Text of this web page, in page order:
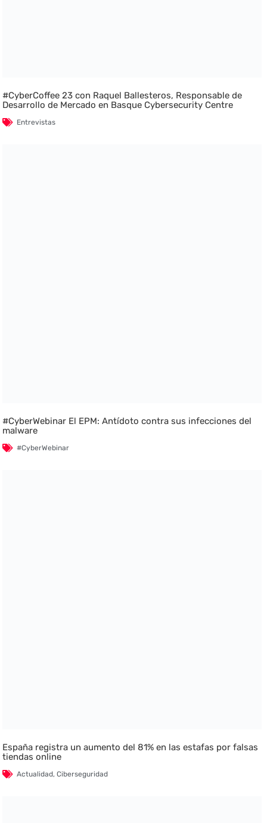
#CyberCoffee 23 con Raquel Ballesteros, Responsable de
Desarrollo de Mercado en Basque Cybersecurity Centre
Entrevistas
#CyberWebinar El EPM: Antídoto contra sus infecciones del
malware
#CyberWebinar
España registra un aumento del 81% en las estafas por falsas
tiendas online
Actualidad,Ciberseguridad